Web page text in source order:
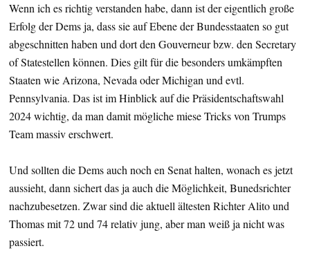
Wenn ich es richtig verstanden habe, dann ist der eigentlich große
Erfolg der Dems ja, dass sie auf Ebene der Bundesstaaten so gut
abgeschnitten haben und dort den Gouverneur bzw. den Secretary
of Statestellen können. Dies gilt für die besonders umkämpften
Staaten wie Arizona, Nevada oder Michigan und evtl.
Pennsylvania. Das ist im Hinblick auf die Präsidentschaftswahl
2024 wichtig, da man damit mögliche miese Tricks von Trumps
Team massiv erschwert.
Und sollten die Dems auch noch en Senat halten, wonach es jetzt
aussieht, dann sichert das ja auch die Möglichkeit, Bunedsrichter
nachzubesetzen. Zwar sind die aktuell ältesten Richter Alito und
Thomas mit 72 und 74 relativ jung, aber man weiß ja nicht was
passiert.